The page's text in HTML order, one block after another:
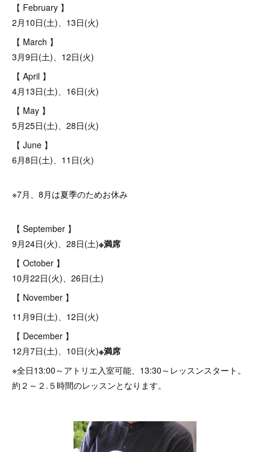
【 February 】
2月10日(土)、13日(火)
【 March 】
3月9日(土)、12日(火)
【 April 】
4月13日(土)、16日(火)
【 May 】
5月25日(土)、28日(火)
【 June 】
6月8日(土)、11日(火)
※7月、8月は夏季のためお休み
【 September 】
9月24日(火)、28日(土)※満席
【 October 】
10月22日(火)、26日(土)
【 November 】
11月9日(土)、12日(火)
【 December 】
12月7日(土)、10日(火)※満席
※全日13:00～アトリエ入室可能、13:30～レッスンスタート。
約２～２.５時間のレッスンとなります。